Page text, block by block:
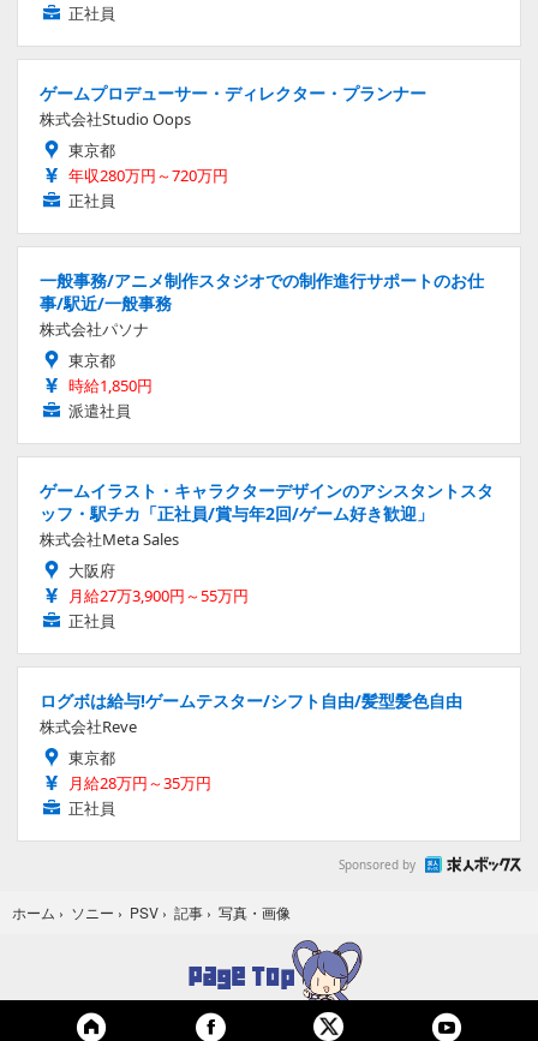
正社員
ゲームプロデューサー・ディレクター・プランナー
株式会社Studio Oops
東京都
年収280万円～720万円
正社員
一般事務/アニメ制作スタジオでの制作進行サポートのお仕
事/駅近/一般事務
株式会社パソナ
東京都
時給1,850円
派遣社員
ゲームイラスト・キャラクターデザインのアシスタントスタ
ッフ・駅チカ「正社員/賞与年2回/ゲーム好き歓迎」
株式会社Meta Sales
大阪府
月給27万3,900円～55万円
正社員
ログボは給与!ゲームテスター/シフト自由/髪型髪色自由
株式会社Reve
東京都
月給28万円～35万円
正社員
Sponsored by
ホーム › ソニー › PSV › 記事 › 写真・画像